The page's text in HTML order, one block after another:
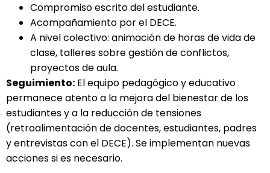
Compromiso escrito del estudiante.
Acompañamiento por el DECE.
A nivel colectivo: animación de horas de vida de
clase, talleres sobre gestión de conflictos,
proyectos de aula.
Seguimiento: El equipo pedagógico y educativo
permanece atento a la mejora del bienestar de los
estudiantes y a la reducción de tensiones
(retroalimentación de docentes, estudiantes, padres
y entrevistas con el DECE). Se implementan nuevas
acciones si es necesario.